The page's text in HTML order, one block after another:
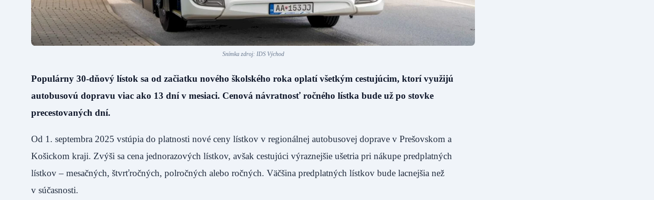
Snímka zdroj: IDS Východ
Populárny 30-dňový lístok sa od začiatku nového školského roka oplatí všetkým cestujúcim, ktorí využijú
autobusovú dopravu viac ako 13 dní v mesiaci. Cenová návratnosť ročného lístka bude už po stovke
precestovaných dní.
Od 1. septembra 2025 vstúpia do platnosti nové ceny lístkov v regionálnej autobusovej doprave v Prešovskom a
Košickom kraji. Zvýši sa cena jednorazových lístkov, avšak cestujúci výraznejšie ušetria pri nákupe predplatných
lístkov – mesačných, štvrťročných, polročných alebo ročných. Väčšina predplatných lístkov bude lacnejšia než
v súčasnosti.